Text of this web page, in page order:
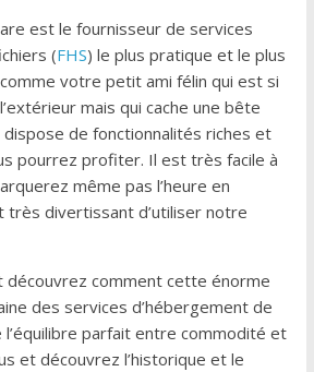
est le fournisseur de services
(FHS) le plus pratique et le plus
comme votre petit ami félin qui est si
mais qui cache une bête
dispose de fonctionnalités riches et
pourrez profiter. Il est très facile à
même pas l’heure en
très divertissant d’utiliser notre
découvrez comment cette énorme
des services d’hébergement de
l’équilibre parfait entre commodité et
et découvrez l’historique et le